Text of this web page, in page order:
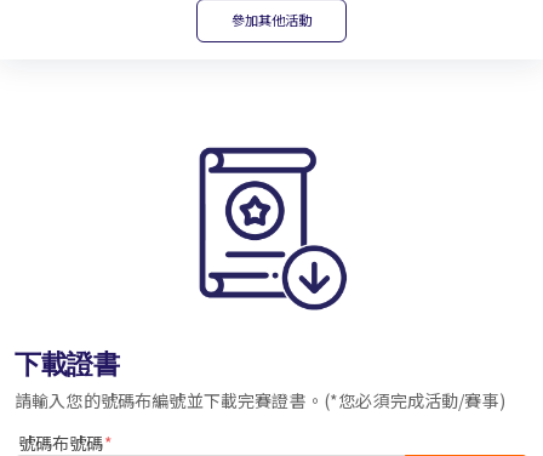
參加其他活動
下載證書
請輸入您的號碼布編號並下載完賽證書。(*您必須完成活動/賽事)
號碼布號碼*